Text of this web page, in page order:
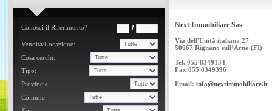
Next Immobiliare Sas
Via dell'Unità italiana 27
50067 Rignano sull’Arno (FI)
Tel. 055 8349134
Fax 055 8349396
Email: info@nextimmobiliare.it